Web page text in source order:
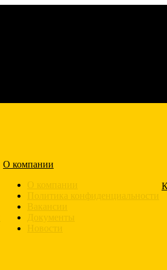
О компании
О компании
Политика конфиденциальности
Вакансии
Документы
Новости